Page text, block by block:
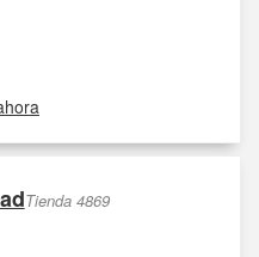
Tienda 4869